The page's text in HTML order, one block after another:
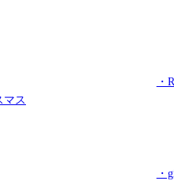
・
マス
・